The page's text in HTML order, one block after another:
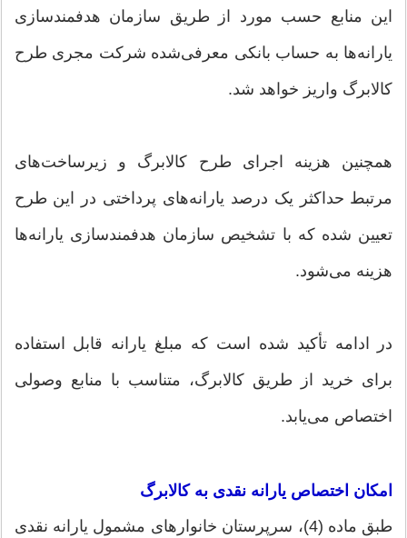
این منابع حسب مورد از طریق سازمان هدفمندسازی
یارانه‌ها به حساب بانکی معرفی‌شده شرکت مجری طرح
کالابرگ واریز خواهد شد.
همچنین هزینه اجرای طرح کالابرگ و زیرساخت‌های
مرتبط حداکثر یک درصد یارانه‌های پرداختی در این طرح
تعیین شده که با تشخیص سازمان هدفمندسازی یارانه‌ها
هزینه می‌شود.
در ادامه تأکید شده است که مبلغ یارانه قابل استفاده
برای خرید از طریق کالابرگ، متناسب با منابع وصولی
اختصاص می‌یابد.
امکان اختصاص یارانه نقدی به کالابرگ
طبق ماده (4)، سرپرستان خانوارهای مشمول یارانه نقدی